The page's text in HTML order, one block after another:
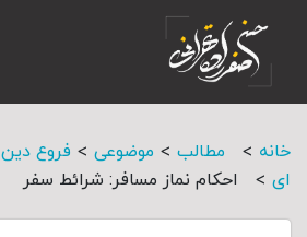
خانه > مطالب > موضوعی > فروع دین
ای > احکام نماز مسافر: شرائط سفر